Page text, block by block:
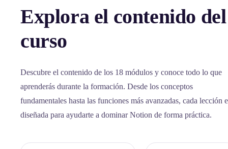
Explora el contenido del
curso
Descubre el contenido de los 18 módulos y conoce todo lo que
aprenderás durante la formación. Desde los conceptos
fundamentales hasta las funciones más avanzadas, cada lección
diseñada para ayudarte a dominar Notion de forma práctica.